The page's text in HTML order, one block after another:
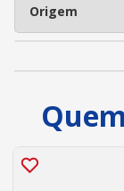
Origem